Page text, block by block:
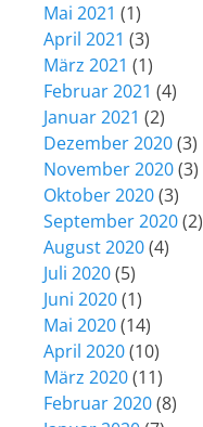
Mai 2021 (1)
April 2021 (3)
März 2021 (1)
Februar 2021 (4)
Januar 2021 (2)
Dezember 2020(3)
November 2020(3)
Oktober 2020(3)
September 2020(2)
August 2020(4)
Juli 2020(5)
Juni 2020(1)
Mai 2020(14)
April 2020(10)
März 2020(11)
Februar 2020(8)